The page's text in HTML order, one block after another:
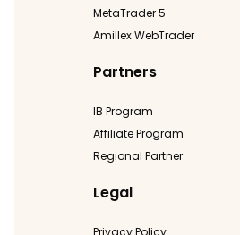
MetaTrader 5
Amillex WebTrader
Partners
IB Program
Affiliate Program
Regional Partner
Legal